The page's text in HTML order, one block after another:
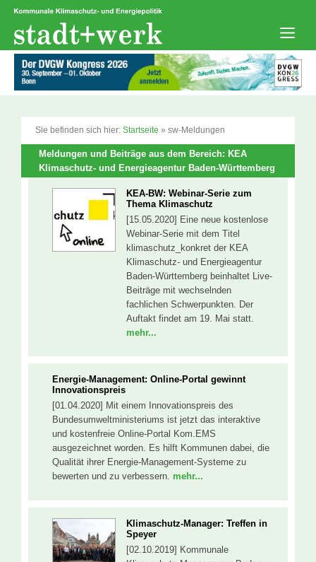
Zum
springen
Sie befinden sich hier: Startseite » sw-Meldungen
Meldungen und Beiträge aus dem Bereich: KEA
Klimaschutz- und Energieagentur Baden-Württemberg
KEA-BW: Webinar-Serie zum
Thema Klimaschutz
[15.05.2020] Eine neue kostenlose
Webinar-Serie mit dem Titel
klimaschutz_konkret der KEA
Klimaschutz- und Energieagentur
Baden-Württemberg beinhaltet Live-
Beiträge mit wechselnden
fachlichen Schwerpunkten. Der
Auftakt findet am 19. Mai statt.
mehr...
Energie-Management: Online-Portal gewinnt
Innovationspreis
[01.04.2020] Mit einem Innovationspreis des
Bundesumweltministeriums ist jetzt das interaktive
und kostenfreie Online-Portal Kom.EMS
ausgezeichnet worden. Es hilft Kommunen dabei, die
Qualität ihrer Energie-Management-Systeme zu
bewerten und zu verbessern. mehr...
Klimaschutz-Manager: Treffen in
Speyer
[02.10.2019] Kommunale